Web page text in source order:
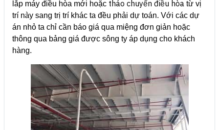
lắp máy điều hòa mới hoặc tháo chuyển điều hòa từ vị
trí này sang trị trí khác ta đều phải dự toán. Với các dự
án nhỏ ta chỉ cần báo giá qua miệng đơn giản hoặc
thông qua bảng giá được sông ty áp dụng cho khách
hàng.